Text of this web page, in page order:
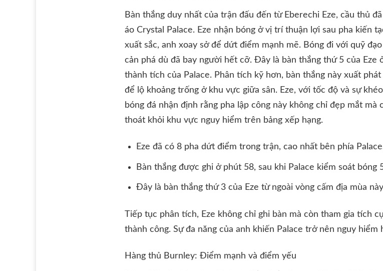
Bàn thắng duy nhất của trận đấu đến từ Eberechi Eze, cầu thủ
áo Crystal Palace. Eze nhận bóng ở vị trí thuận lợi sau pha kiến
xuất sắc, anh xoay sở để dứt điểm mạnh mẽ. Bóng đi với quỹ
cản phá dù đã bay người hết cỡ. Đây là bàn thắng thứ 5 của Eze
thành tích của Palace. Phân tích kỹ hơn, bàn thắng này xuất
để lộ khoảng trống ở khu vực giữa sân. Eze, với tốc độ và sự
bóng đá nhận định rằng pha lập công này không chỉ đẹp mắt mà
thoát khỏi khu vực nguy hiểm trên bảng xếp hạng.
Eze đã có 8 pha dứt điểm trong trận, cao nhất bên phía
Bàn thắng được ghi ở phút 58, sau khi Palace kiểm soát bóng
Đây là bàn thắng thứ 3 của Eze từ ngoài vòng cấm địa mùa
Tiếp tục phân tích, Eze không chỉ ghi bàn mà còn tham gia tích
thành công. Sự đa năng của anh khiến Palace trở nên nguy
Hàng thủ Burnley: Điểm mạnh và điểm yếu